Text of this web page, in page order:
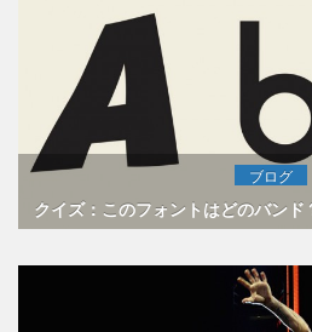
ブログ
クイズ：このフォントはどのバンド